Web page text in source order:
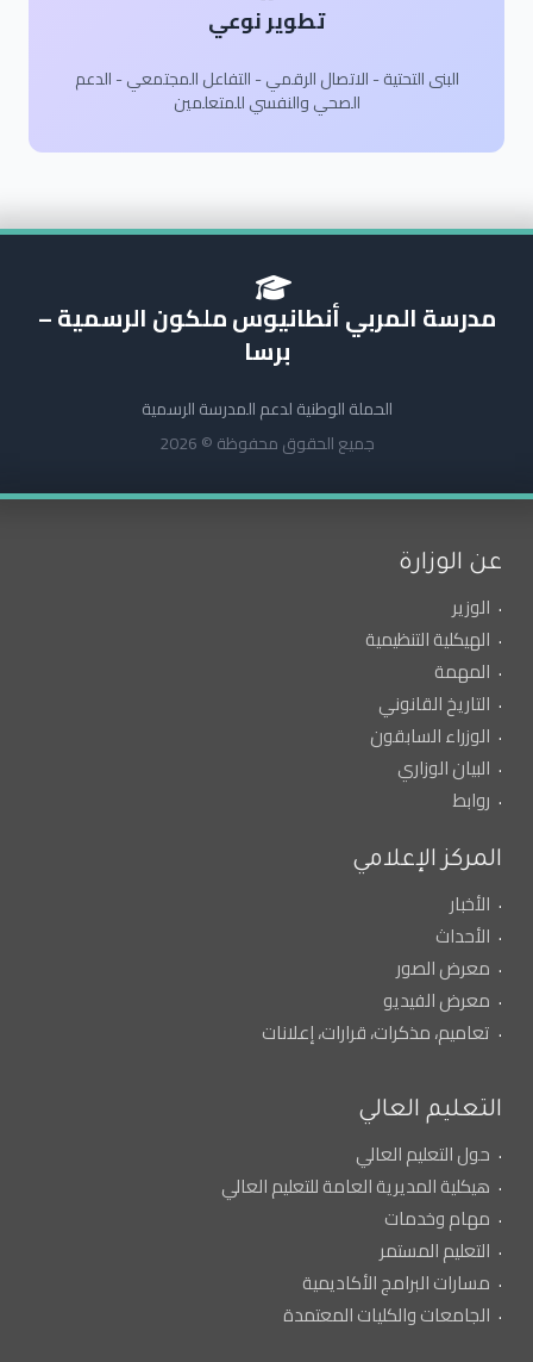
تطوير نوعي
البنى التحتية - الاتصال الرقمي - التفاعل المجتمعي - الدعم
الصحي والنفسي للمتعلمين
مدرسة المربي أنطانيوس ملكون الرسمية –
برسا
الحملة الوطنية لدعم المدرسة الرسمية
جميع الحقوق محفوظة © 2026
عن الوزارة
الوزير
الهيكلية التنظيمية
المهمة
التاريخ القانوني
الوزراء السابقون
البيان الوزاري
روابط
المركز الإعلامي
الأخبار
الأحداث
معرض الصور
معرض الفيديو
تعاميم، مذكرات، قرارات، إعلانات
التعليم العالي
حول التعليم العالي
هيكلية المديرية العامة للتعليم العالي
مهام وخدمات
التعليم المستمر
مسارات البرامج الأكاديمية
الجامعات والكليات المعتمدة